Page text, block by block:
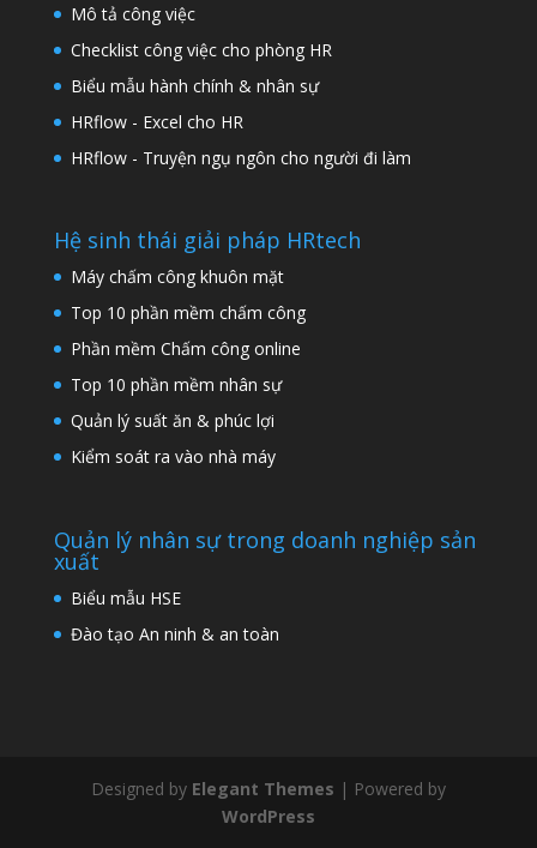
Mô tả công việc
Checklist công việc cho phòng HR
Biểu mẫu hành chính & nhân sự
HRflow - Excel cho HR
HRflow - Truyện ngụ ngôn cho người đi làm
Hệ sinh thái giải pháp HRtech
Máy chấm công khuôn mặt
Top 10 phần mềm chấm công
Phần mềm Chấm công online
Top 10 phần mềm nhân sự
Quản lý suất ăn & phúc lợi
Kiểm soát ra vào nhà máy
Quản lý nhân sự trong doanh nghiệp sản
xuất
Biểu mẫu HSE
Đào tạo An ninh & an toàn
Designed by Elegant Themes | Powered by
WordPress